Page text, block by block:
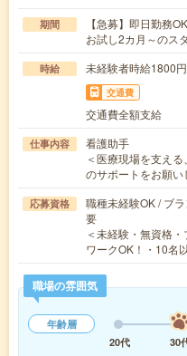
期間
【急募】即日勤務
お試し2カ月～のス
時給 未経験者時給1800
交通費
交通費全額支給
仕事内容
看護助手
＜医療現場を支え
のサポートをお願
応募資格
職種未経験OK / ブ
要
＜未経験・無資格
ワークOK！・10名
職場の雰囲気
年齢層
20代
30